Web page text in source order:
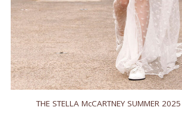
THE STELLA McCARTNEY SUMMER